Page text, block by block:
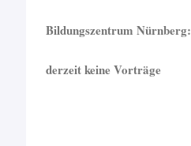
Bildungszentrum Nürnberg:
derzeit keine Vorträge